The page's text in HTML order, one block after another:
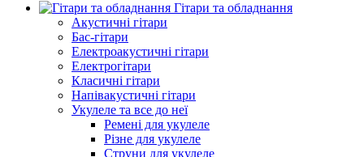
Гітари та обладнання
Акустичні гітари
Бас-гітари
Електроакустичні гітари
Електрогітари
Класичні гітари
Напівакустичні гітари
Укулеле та все до неї
Ремені для укулеле
Різне для укулеле
Струни для укулеле